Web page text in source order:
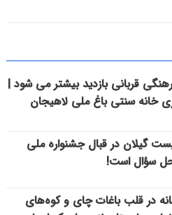
قربانی بازدید بیشتر می شود |
خانه سنتی باغ ملی لاهیجان
گیلان در قبال جشنواره ملی
سؤال است!
در قلب باغات چای و کوه‌های